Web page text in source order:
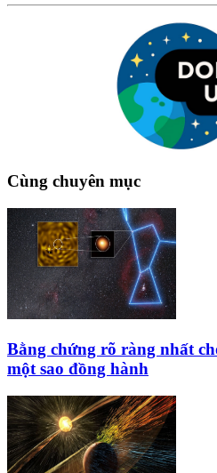
Cùng chuyên mục
Bằng chứng rõ ràng nhất
một sao đồng hành